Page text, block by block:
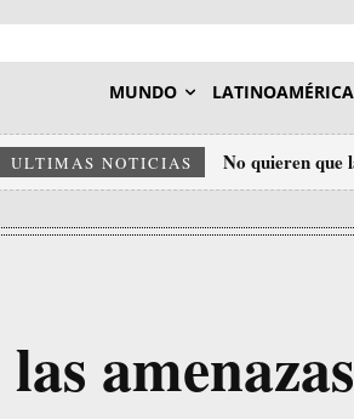
MUNDO
ULTIMAS NOTICIAS No quieren que